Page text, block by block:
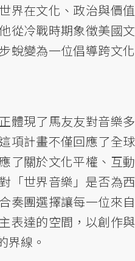
界在文化、政治與價值
從冷戰時期象徵美國文
蛻變為一位倡導跨文化
體現了馬友友對音樂多
項計畫不僅回應了全球
了關於文化平權、互動
「世界音樂」是否為西
奏團選擇讓每一位來自
表達的空間，以創作與
界線。